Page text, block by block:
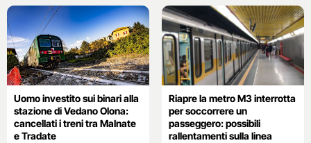
Uomo investito sui binari alla
stazione di Vedano Olona:
cancellati i treni tra Malnate
e Tradate
Riapre la metro M3 interrotta
per soccorrere un
passeggero: possibili
rallentamenti sulla linea